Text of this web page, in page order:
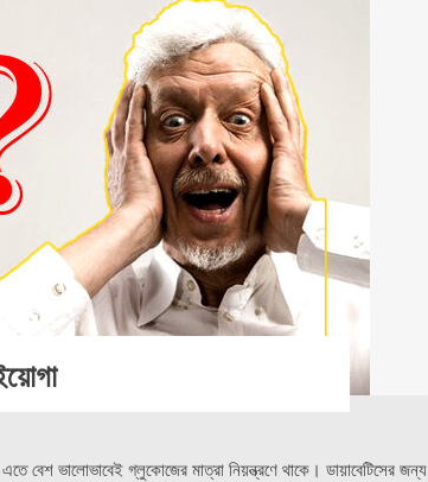
বেশ ভালোভাবেই গ্লুকোজের মাত্রা নিয়ন্ত্রণে থাকে। ডায়াবেটিসের জন্য